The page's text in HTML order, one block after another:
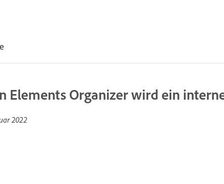
Elements Organizer wird ein
2022